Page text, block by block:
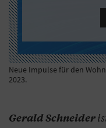
Neue Impulse für den
2023.
Gerald Schneider